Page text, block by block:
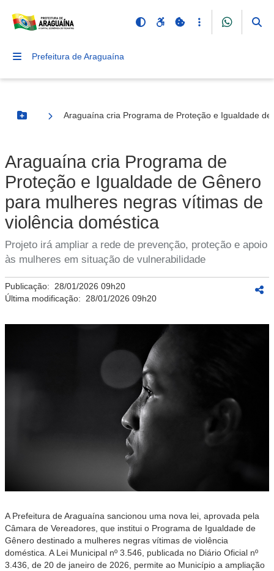
Prefeitura de Araguaína
Botão Menu
Araguaína cria Programa de Proteção e Igualdade
Araguaína cria Programa de
Proteção e Igualdade de Gênero
para mulheres negras vítimas de
violência doméstica
Projeto irá ampliar a rede de prevenção, proteção e apoio
às mulheres em situação de vulnerabilidade
Publicação: 28/01/2026 09h20
Última modificação: 28/01/2026 09h20
A Prefeitura de Araguaína sancionou uma nova lei, aprovada pela
Câmara de Vereadores, que institui o Programa de Igualdade de
Gênero destinado a mulheres negras vítimas de violência
doméstica. A Lei Municipal nº 3.546, publicada no Diário Oficial nº
3.436, de 20 de janeiro de 2026, permite ao Município a ampliação